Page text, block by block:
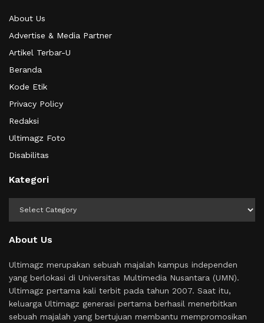
About Us
Advertise & Media Partner
Artikel Terbar-U
Beranda
Kode Etik
Privacy Policy
Redaksi
Ultimagz Foto
Disabilitas
Kategori
About Us
Ultimagz merupakan sebuah majalah kampus independen
yang berlokasi di Universitas Multimedia Nusantara (UMN).
Ultimagz pertama kali terbit pada tahun 2007. Saat itu,
keluarga Ultimagz generasi pertama berhasil menerbitkan
sebuah majalah yang bertujuan membantu mempromosikan